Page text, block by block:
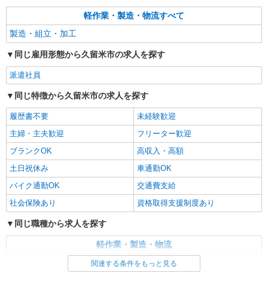
軽作業・製造・物流すべて
製造・組立・加工
同じ雇用形態から久留米市の求人を探す
派遣社員
同じ特徴から久留米市の求人を探す
履歴書不要
未経験歓迎
主婦・主夫歓迎
フリーター歓迎
ブランクOK
高収入・高額
土日祝休み
車通勤OK
バイク通勤OK
交通費支給
社会保険あり
資格取得支援制度あり
同じ職種から求人を探す
軽作業・製造・物流
関連する条件をもっと見る